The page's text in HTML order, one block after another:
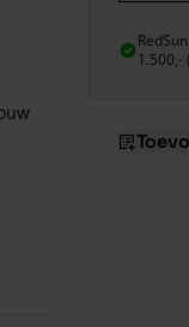
1.500,-